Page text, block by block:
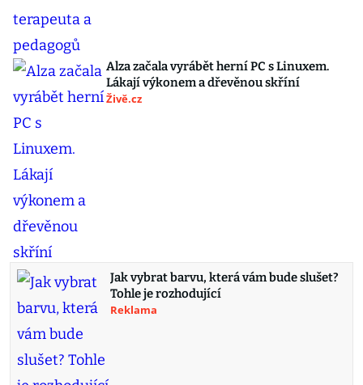
Alza začala vyrábět herní PC s Linuxem.
Lákají výkonem a dřevěnou skříní
Živě.cz
Jak vybrat barvu, která vám bude slušet?
Tohle je rozhodující
Reklama